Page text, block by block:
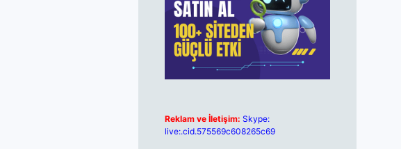
Reklam ve İletişim: Skype:
live:.cid.575569c608265c69